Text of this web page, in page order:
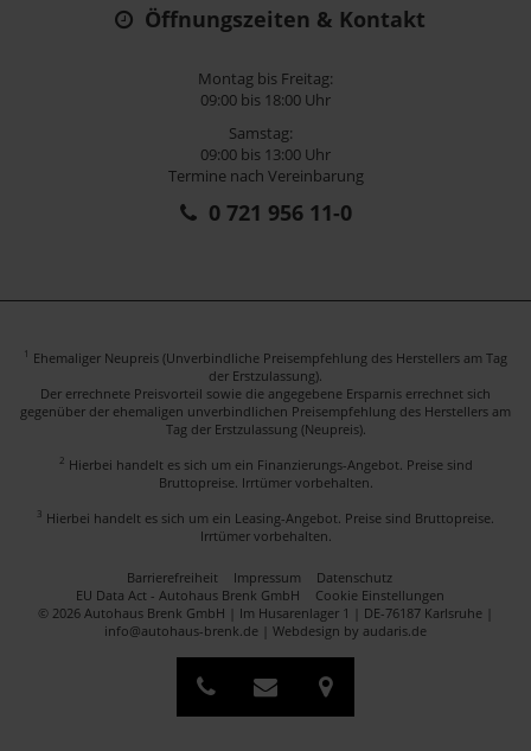
Öffnungszeiten & Kontakt
Montag bis Freitag:
09:00 bis 18:00 Uhr
Samstag:
09:00 bis 13:00 Uhr
Termine nach Vereinbarung
0 721 956 11-0
1 Ehemaliger Neupreis (Unverbindliche Preisempfehlung des Herstellers am Tag
der Erstzulassung).
Der errechnete Preisvorteil sowie die angegebene Ersparnis errechnet sich
gegenüber der ehemaligen unverbindlichen Preisempfehlung des Herstellers am
Tag der Erstzulassung (Neupreis).
2 Hierbei handelt es sich um ein Finanzierungs-Angebot. Preise sind
Bruttopreise. Irrtümer vorbehalten.
3 Hierbei handelt es sich um ein Leasing-Angebot. Preise sind Bruttopreise.
Irrtümer vorbehalten.
Barrierefreiheit Impressum
Datenschutz
EU Data Act - Autohaus Brenk GmbH
Cookie Einstellungen
© 2026 Autohaus Brenk GmbH | Im Husarenlager 1 | DE-76187 Karlsruhe |
info@autohaus-brenk.de | Webdesign by audaris.de